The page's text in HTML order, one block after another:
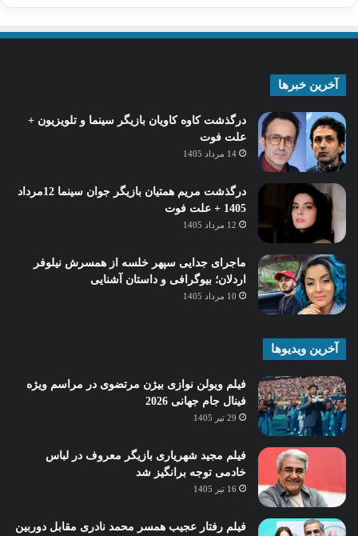
آخرین خبرها
درگذشت کاوه کاویان بازیگر سینما و تلویزیون +
علت فوت
14 مرداد 1405
درگذشت مریم همتیان بازیگر جوان سینما 12مرداد
1405 + علت فوت
12 مرداد 1405
ماجرای جدایی سپهر خلسه از همسرش نیلوفر
اردلان؛ بیوگرافی و داستان آشنایی
10 مرداد 1405
آخرین ویدیوها
فیلم ویولن نوازی بیژن مرتضوی در مراسم ویژه
فینال جام جهانی 2026
29 تیر 1405
فیلم مجید شهریاری بازیگر معروف در لباس
خادمی توجه برانگیز شد
16 تیر 1405
فیلم رفتار عجیب همسر محمد نادری مقابل دوربین